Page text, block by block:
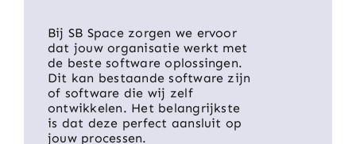
Bij SB Space zorgen we ervoor
dat jouw organisatie werkt met
de beste software oplossingen.
Dit kan bestaande software zijn
of software die wij zelf
ontwikkelen. Het belangrijkste
is dat deze perfect aansluit op
jouw processen.